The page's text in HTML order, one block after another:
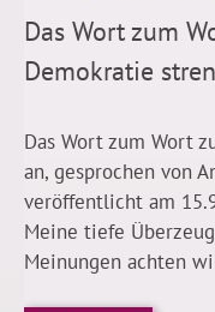
Das Wort zum
Demokratie
Das Wort zum Wort
an, gesprochen von
veröffentlicht am
Meine tiefe
Meinungen achten